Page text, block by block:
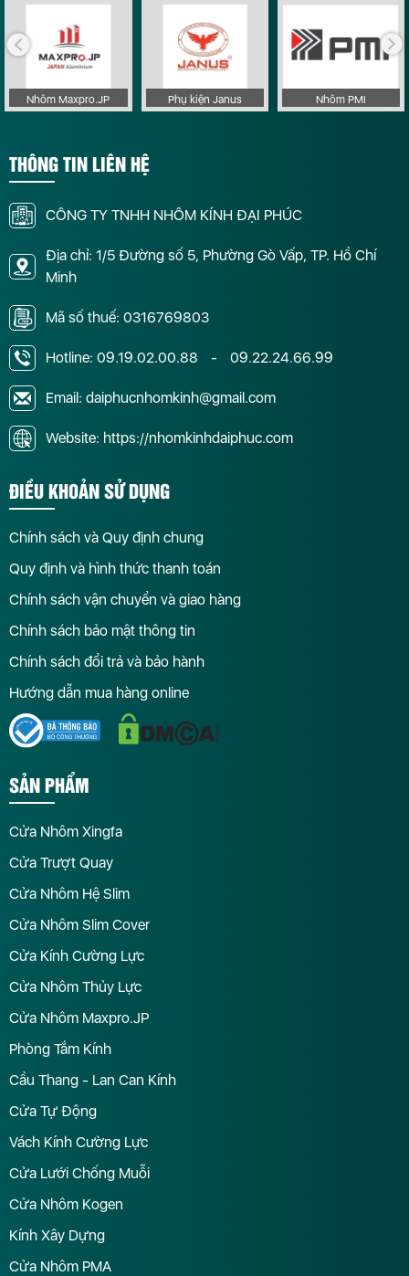
Nhôm Maxpro.JP Phụ kiện Janus Nhôm PMI
THÔNG TIN LIÊN HỆ
CÔNG TY TNHH NHÔM KÍNH ĐẠI PHÚC
Địa chỉ: 1/5 Đường số 5, Phường Gò Vấp, TP. Hồ Chí
Minh
Mã số thuế: 0316769803
Hotline: 09.19.02.00.88 - 09.22.24.66.99
Email: daiphucnhomkinh@gmail.com
Website: https://nhomkinhdaiphuc.com
ĐIỀU KHOẢN SỬ DỤNG
Chính sách và Quy định chung
Quy định và hình thức thanh toán
Chính sách vận chuyển và giao hàng
Chính sách bảo mật thông tin
Chính sách đổi trả và bảo hành
Hướng dẫn mua hàng online
SẢN PHẨM
Cửa Nhôm Xingfa
Cửa Trượt Quay
Cửa Nhôm Hệ Slim
Cửa Nhôm Slim Cover
Cửa Kính Cường Lực
Cửa Nhôm Thủy Lực
Cửa Nhôm Maxpro.JP
Phòng Tắm Kính
Cầu Thang - Lan Can Kính
Cửa Tự Động
Vách Kính Cường Lực
Cửa Lưới Chống Muỗi
Cửa Nhôm Kogen
Kính Xây Dựng
Cửa Nhôm PMA